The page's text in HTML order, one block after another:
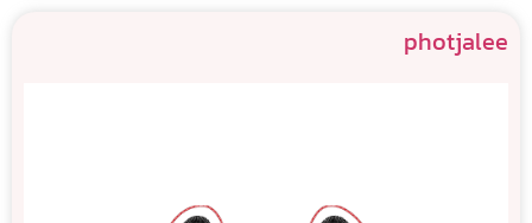
photjalee